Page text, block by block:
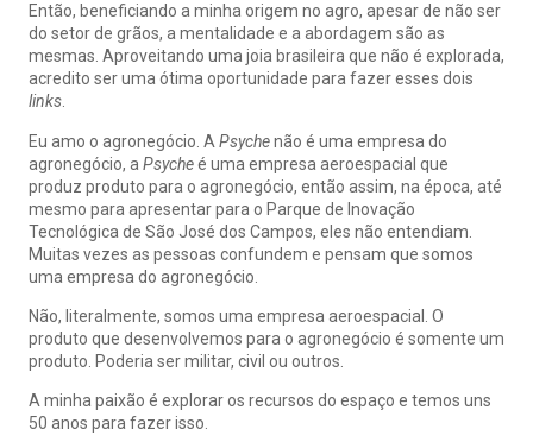
Então, beneficiando a minha origem no agro, apesar de não ser
do setor de grãos, a mentalidade e a abordagem são as
mesmas. Aproveitando uma joia brasileira que não é explorada,
acredito ser uma ótima oportunidade para fazer esses dois
links.
Eu amo o agronegócio. A Psychenão é uma empresa do
agronegócio, a Psycheé uma empresa aeroespacial que
produz produto para o agronegócio, então assim, na época, até
mesmo para apresentar para o Parque de Inovação
Tecnológica de São José dos Campos, eles não entendiam.
Muitas vezes as pessoas confundem e pensam que somos
uma empresa do agronegócio.
Não, literalmente, somos uma empresa aeroespacial. O
produto que desenvolvemos para o agronegócio é somente um
produto. Poderia ser militar, civil ou outros.
A minha paixão é explorar os recursos do espaço e temos uns
50 anos para fazer isso.